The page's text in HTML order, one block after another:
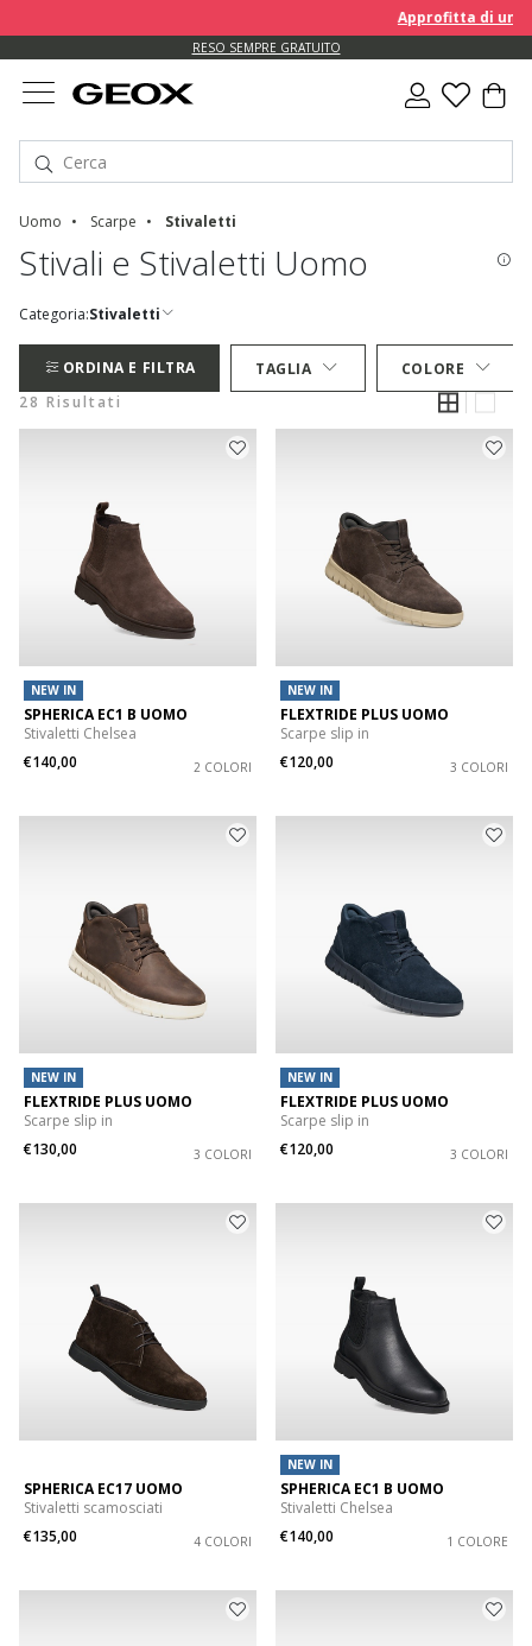
Approfitta di un EXTRA
RESO SEMPRE GRATUITO
Uomo Scarpe Stivaletti
Stivali e Stivaletti Uomo
Categoria:Stivaletti
ORDINA E FILTRA TAGLIA
COLORE
28 Risultati
NEW IN
SPHERICA EC1 B UOMO
Stivaletti Chelsea
€140,00
2 COLORI
NEW IN
FLEXTRIDE PLUS UOMO
Scarpe slip in
€120,00
3 COLORI
NEW IN
FLEXTRIDE PLUS UOMO
Scarpe slip in
€130,00
3 COLORI
NEW IN
FLEXTRIDE PLUS UOMO
Scarpe slip in
€120,00
3 COLORI
SPHERICA EC17 UOMO
Stivaletti scamosciati
€135,00
4 COLORI
NEW IN
SPHERICA EC1 B UOMO
Stivaletti Chelsea
€140,00
1 COLORE